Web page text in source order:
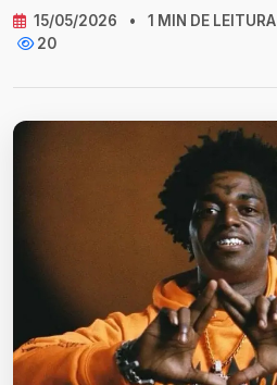
15/05/2026 • 1 MIN DE LEITURA
20